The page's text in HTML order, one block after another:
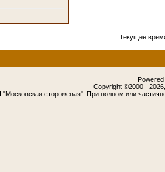
Текущее
Copyright ©2000 -
сторожевая". При полном или